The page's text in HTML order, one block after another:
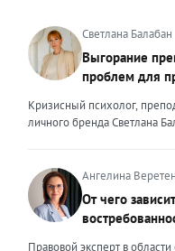
Светлана Балабан
Выгорание
проблем для
Кризисный психолог,
личного бренда Светлана
проблемой, однако
отличается от выгорания у
сотрудник может уйти на
на что-то начальству или
себе начальник и основа
Ангелина
От чего
Правовой эксперт в